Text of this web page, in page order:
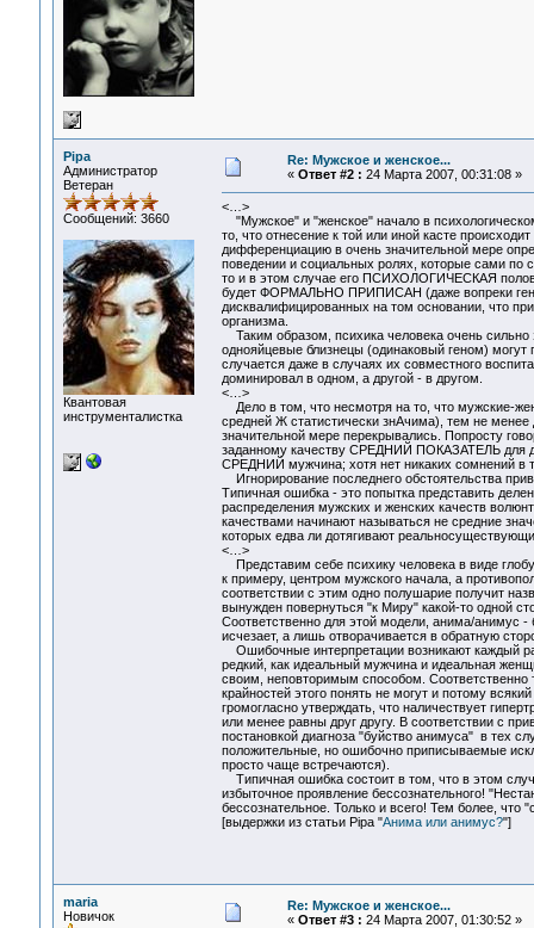
Pipa
Администратор
Ветеран
Сообщений: 3660
Квантовая
инструменталистка
Re: Мужское и женское...
« Ответ #2 : 24 Марта 2007, 00:31:08 »
<…>
"Мужское" и "женское" начало в
то, что отнесение к той или иной касте
дифференциацию в очень значительной мере
поведении и социальных ролях, которые сами
то и в этом случае его ПСИХОЛОГИЧЕСКАЯ
будет ФОРМАЛЬНО ПРИПИСАН (даже вопреки
дисквалифицированных на том основании, что
организма.
Таким образом, психика человека очень
однояйцевые близнецы (одинаковый геном) могут
случается даже в случаях их совместного
доминировал в одном, а другой - в другом.
<…>
Дело в том, что несмотря на то, что мужские-
средней Ж статистически знАчима), тем не менее
значительной мере перекрывались. Попросту
заданному качеству СРЕДНИЙ ПОКАЗАТЕЛЬ для
СРЕДНИЙ мужчина; хотя нет никаких сомнений
Игнорирование последнего обстоятельства
Типичная ошибка - это попытка представить
распределения мужских и женских качеств
качествами начинают называться не средние
которых едва ли дотягивают
<…>
Представим себе психику человека в виде
к примеру, центром мужского начала, а
соответствии с этим одно полушарие получит
вынужден повернуться "к Миру" какой-то одной
Соответственно для этой модели, анима/анимус -
исчезает, а лишь отворачивается в обратную
Ошибочные интерпретации возникают каждый
редкий, как идеальный мужчина и идеальная
своим, неповторимым способом. Соответственно
крайностей этого понять не могут и потому
громогласно утверждать, что наличествует
или менее равны друг другу. В соответствии с
постановкой диагноза "буйство анимуса" в тех
положительные, но ошибочно приписываемые
просто чаще встречаются).
Типичная ошибка состоит в том, что в этом
избыточное проявление бессознательного!
бессознательное. Только и всего! Тем более, что
[выдержки из статьи Pipa "Анима или анимус?"]
maria
Новичок
Re: Мужское и женское...
« Ответ #3 : 24 Марта 2007, 01:30:52 »